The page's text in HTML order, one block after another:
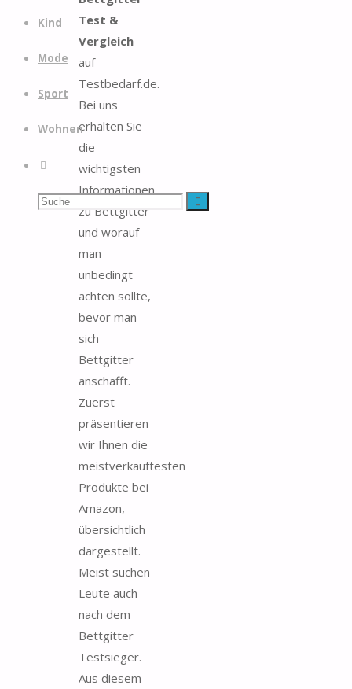
Kind
Mode
Sport
Wohnen
Suche
Suchen Suche
Test &
Vergleich
auf
Testbedarf.de.
Bei uns
erhalten Sie
die
wichtigsten
Informationen
zu Bettgitter
und worauf
man
unbedingt
achten sollte,
bevor man
sich
Bettgitter
anschafft.
Zuerst
präsentieren
wir Ihnen die
meistverkauftesten
Produkte bei
Amazon, –
übersichtlich
dargestellt.
Meist suchen
Leute auch
nach dem
Bettgitter
Testsieger.
Aus diesem